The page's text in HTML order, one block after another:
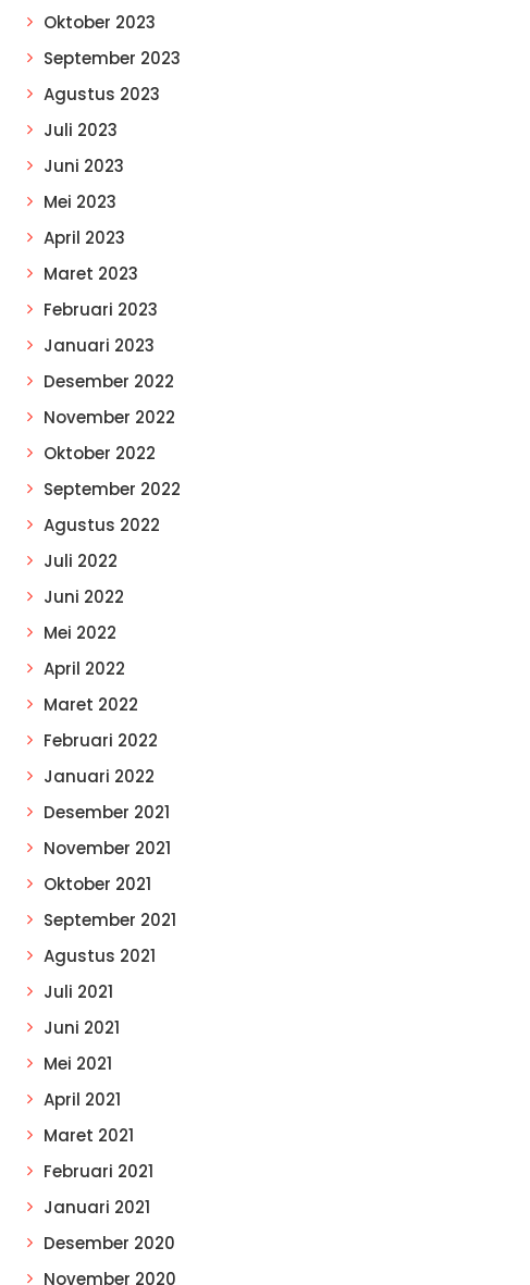
Oktober 2023
September 2023
Agustus 2023
Juli 2023
Juni 2023
Mei 2023
April 2023
Maret 2023
Februari 2023
Januari 2023
Desember 2022
November 2022
Oktober 2022
September 2022
Agustus 2022
Juli 2022
Juni 2022
Mei 2022
April 2022
Maret 2022
Februari 2022
Januari 2022
Desember 2021
November 2021
Oktober 2021
September 2021
Agustus 2021
Juli 2021
Juni 2021
Mei 2021
April 2021
Maret 2021
Februari 2021
Januari 2021
Desember 2020
November 2020